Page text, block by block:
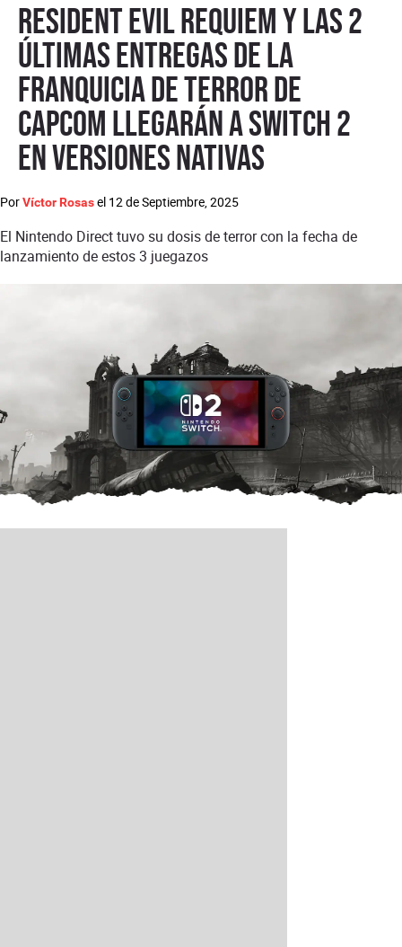
Resident Evil Requiem y las 2
últimas entregas de la
franquicia de terror de
Capcom llegarán a Switch 2
en versiones nativas
PorVíctor Rosasel 12 de Septiembre, 2025
El Nintendo Direct tuvo su dosis de terror con la fecha de
lanzamiento de estos 3 juegazos